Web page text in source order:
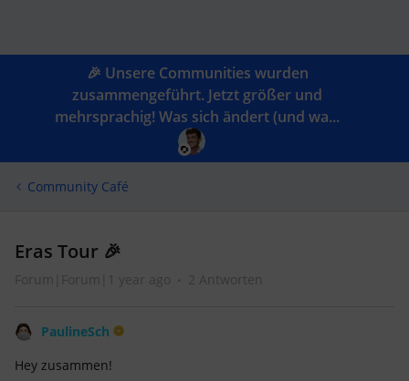
🎉 Unsere Communities wurden
zusammengeführt. Jetzt größer und
mehrsprachig! Was sich ändert (und wa...
Community Café
Eras Tour 🎉
Forum|Forum|1 year ago 2 Antworten
PaulineSch
Hey zusammen!